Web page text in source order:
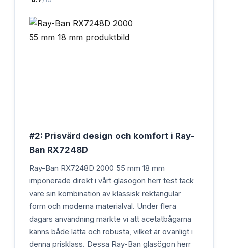
#2: Prisvärd design och komfort i Ray-
Ban RX7248D
Ray-Ban RX7248D 2000 55 mm 18 mm
imponerade direkt i vårt glasögon herr test tack
vare sin kombination av klassisk rektangulär
form och moderna materialval. Under flera
dagars användning märkte vi att acetatbågarna
känns både lätta och robusta, vilket är ovanligt i
denna prisklass. Dessa Ray-Ban glasögon herr